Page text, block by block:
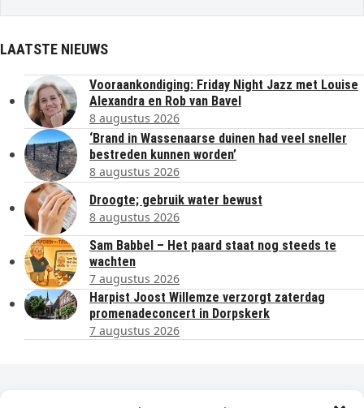
LAATSTE NIEUWS
Vooraankondiging: Friday Night Jazz met Louise
Alexandra en Rob van Bavel
8 augustus 2026
‘Brand in Wassenaarse duinen had veel sneller
bestreden kunnen worden’
8 augustus 2026
Droogte; gebruik water bewust
8 augustus 2026
Sam Babbel – Het paard staat nog steeds te
wachten
7 augustus 2026
Harpist Joost Willemze verzorgt zaterdag
promenadeconcert in Dorpskerk
7 augustus 2026